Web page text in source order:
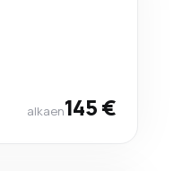
alkaen145 €